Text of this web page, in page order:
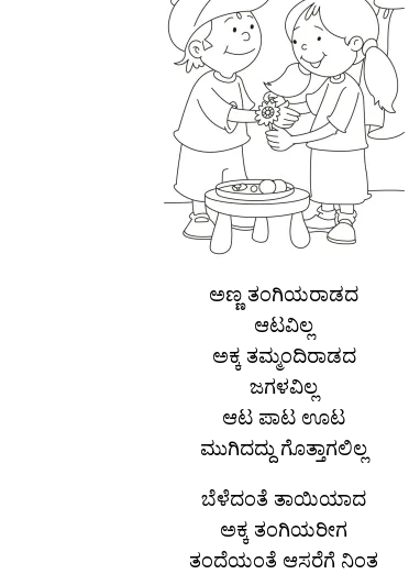
ಅಣ್ಣ ತಂಗಿಯರಾಡದ
ಆಟವಿಲ್ಲ
ಅಕ್ಕ ತಮ್ಮಂದಿರಾಡದ
ಜಗಳವಿಲ್ಲ
ಆಟ ಪಾಟ ಊಟ
ಮುಗಿದದ್ದು ಗೊತ್ತಾಗಲಿಲ್ಲ
ಬೆಳೆದಂತೆ ತಾಯಿಯಾದ
ಅಕ್ಕ ತಂಗಿಯರೀಗ
ತಂದೆಯಂತೆ ಆಸರೆಗೆ ನಿಂತ